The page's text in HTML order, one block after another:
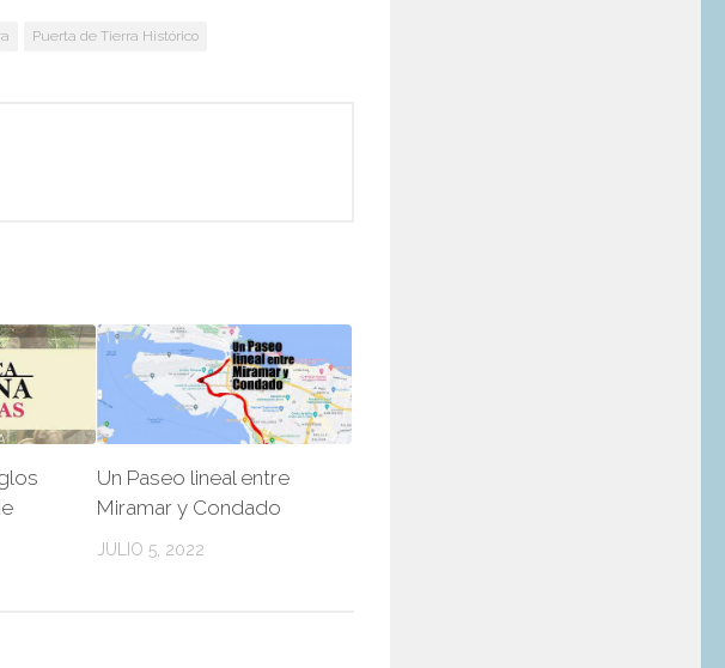
Puerta de Tierra Histórico
Un Paseo lineal entre
Miramar y Condado
JULIO 5, 2022